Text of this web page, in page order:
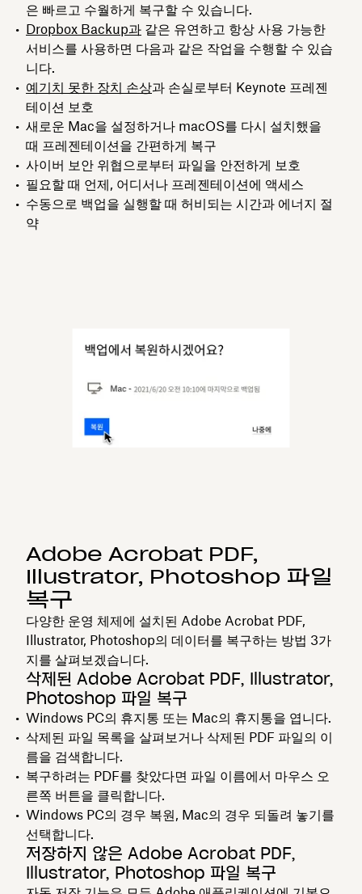
은 빠르고 수월하게 복구할 수 있습니다.
Dropbox Backup과 같은 유연하고 항상 사용 가능한
서비스를 사용하면 다음과 같은 작업을 수행할 수 있습
니다.
예기치 못한 장치 손상과 손실로부터 Keynote 프레젠
테이션 보호
새로운 Mac을 설정하거나 macOS를 다시 설치했을
때 프레젠테이션을 간편하게 복구
사이버 보안 위협으로부터 파일을 안전하게 보호
필요할 때 언제, 어디서나 프레젠테이션에 액세스
수동으로 백업을 실행할 때 허비되는 시간과 에너지 절
약
Adobe Acrobat PDF,
Illustrator, Photoshop 파일
복구
다양한 운영 체제에 설치된 Adobe Acrobat PDF,
Illustrator, Photoshop의 데이터를 복구하는 방법 3가
지를 살펴보겠습니다.
삭제된 Adobe Acrobat PDF, Illustrator,
Photoshop 파일 복구
Windows PC의 휴지통 또는 Mac의 휴지통을 엽니다.
삭제된 파일 목록을 살펴보거나 삭제된 PDF 파일의 이
름을 검색합니다.
복구하려는 PDF를 찾았다면 파일 이름에서 마우스 오
른쪽 버튼을 클릭합니다.
Windows PC의 경우 복원, Mac의 경우 되돌려 놓기를
선택합니다.
저장하지 않은 Adobe Acrobat PDF,
Illustrator, Photoshop 파일 복구